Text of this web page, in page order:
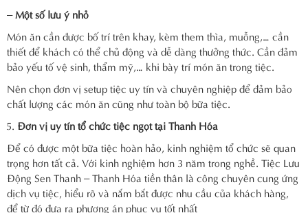
–Một số lưu ý nhỏ
Món ăn cần được bố trí trên khay, kèm them thìa, muỗng,… cần
thiết để khách có thể chủ động và dễ dàng thưởng thức. Cần đảm
bảo yếu tố vệ sinh, thẩm mỹ,… khi bày trí món ăn trong tiệc.
Nên chọn đơn vị setup tiệc uy tín và chuyên nghiệp để đảm bảo
chất lượng các món ăn cũng như toàn bộ bữa tiệc.
Đơn vị uy tín tổ chức tiệc ngọt tại Thanh Hóa
Để có được một bữa tiệc hoàn hảo, kinh nghiệm tổ chức sẽ quan
trọng hơn tất cả. Với kinh nghiệm hơn 3 năm trong nghề. Tiệc Lưu
Động Sen Thanh – Thanh Hóa tiền thân là công chuyên cung ứng
dịch vụ tiệc, hiểu rõ và nắm bắt được nhu cầu của khách hàng,
để từ đó đưa ra phương án phục vụ tốt nhất